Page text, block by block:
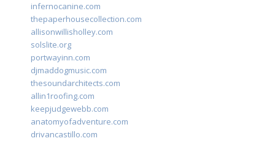
infernocanine.com
thepaperhousecollection.com
allisonwillisholley.com
solslite.org
portwayinn.com
djmaddogmusic.com
thesoundarchitects.com
allin1roofing.com
keepjudgewebb.com
anatomyofadventure.com
drivancastillo.com